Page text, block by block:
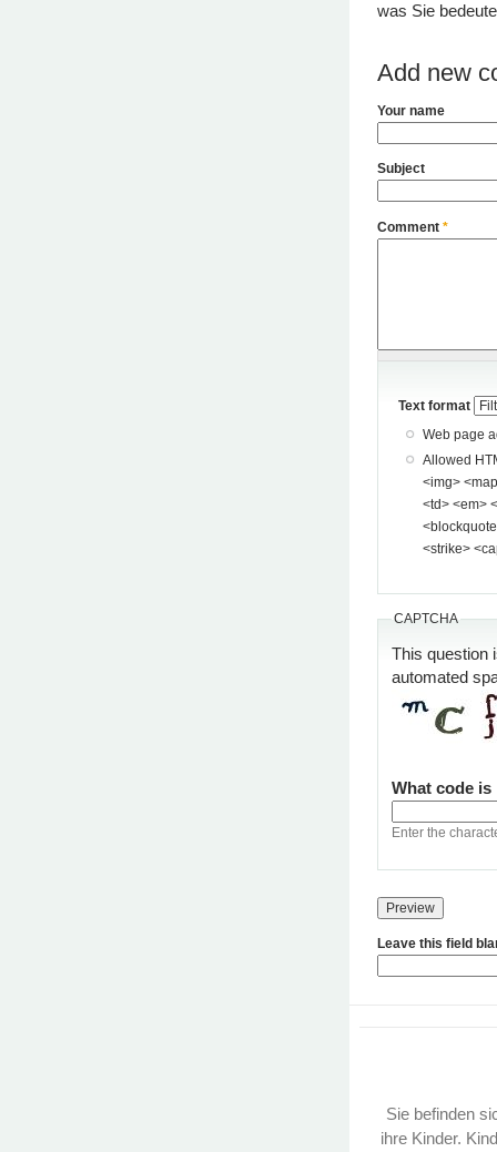
was Sie
Add new
Your name
Subject
Comment *
Text format
Web page
Allowed HTML tags: <a> <p> <span> <div>
<img> <map> <area> <hr> <br>
<td> <em> <b> <u> <i>
<blockquote> <pre>
<strike>
CAPTCHA
This question
automated
What code
Enter the
Leave this field
Sie befinden
ihre Kinder.